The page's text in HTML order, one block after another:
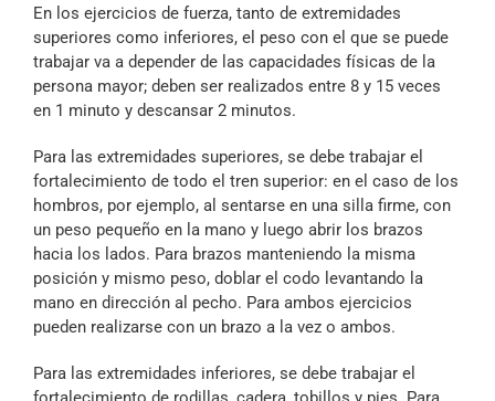
En los ejercicios de fuerza, tanto de extremidades
superiores como inferiores, el peso con el que se puede
trabajar va a depender de las capacidades físicas de la
persona mayor; deben ser realizados entre 8 y 15 veces
en 1 minuto y descansar 2 minutos.
Para las extremidades superiores, se debe trabajar el
fortalecimiento de todo el tren superior: en el caso de los
hombros, por ejemplo, al sentarse en una silla firme, con
un peso pequeño en la mano y luego abrir los brazos
hacia los lados. Para brazos manteniendo la misma
posición y mismo peso, doblar el codo levantando la
mano en dirección al pecho. Para ambos ejercicios
pueden realizarse con un brazo a la vez o ambos.
Para las extremidades inferiores, se debe trabajar el